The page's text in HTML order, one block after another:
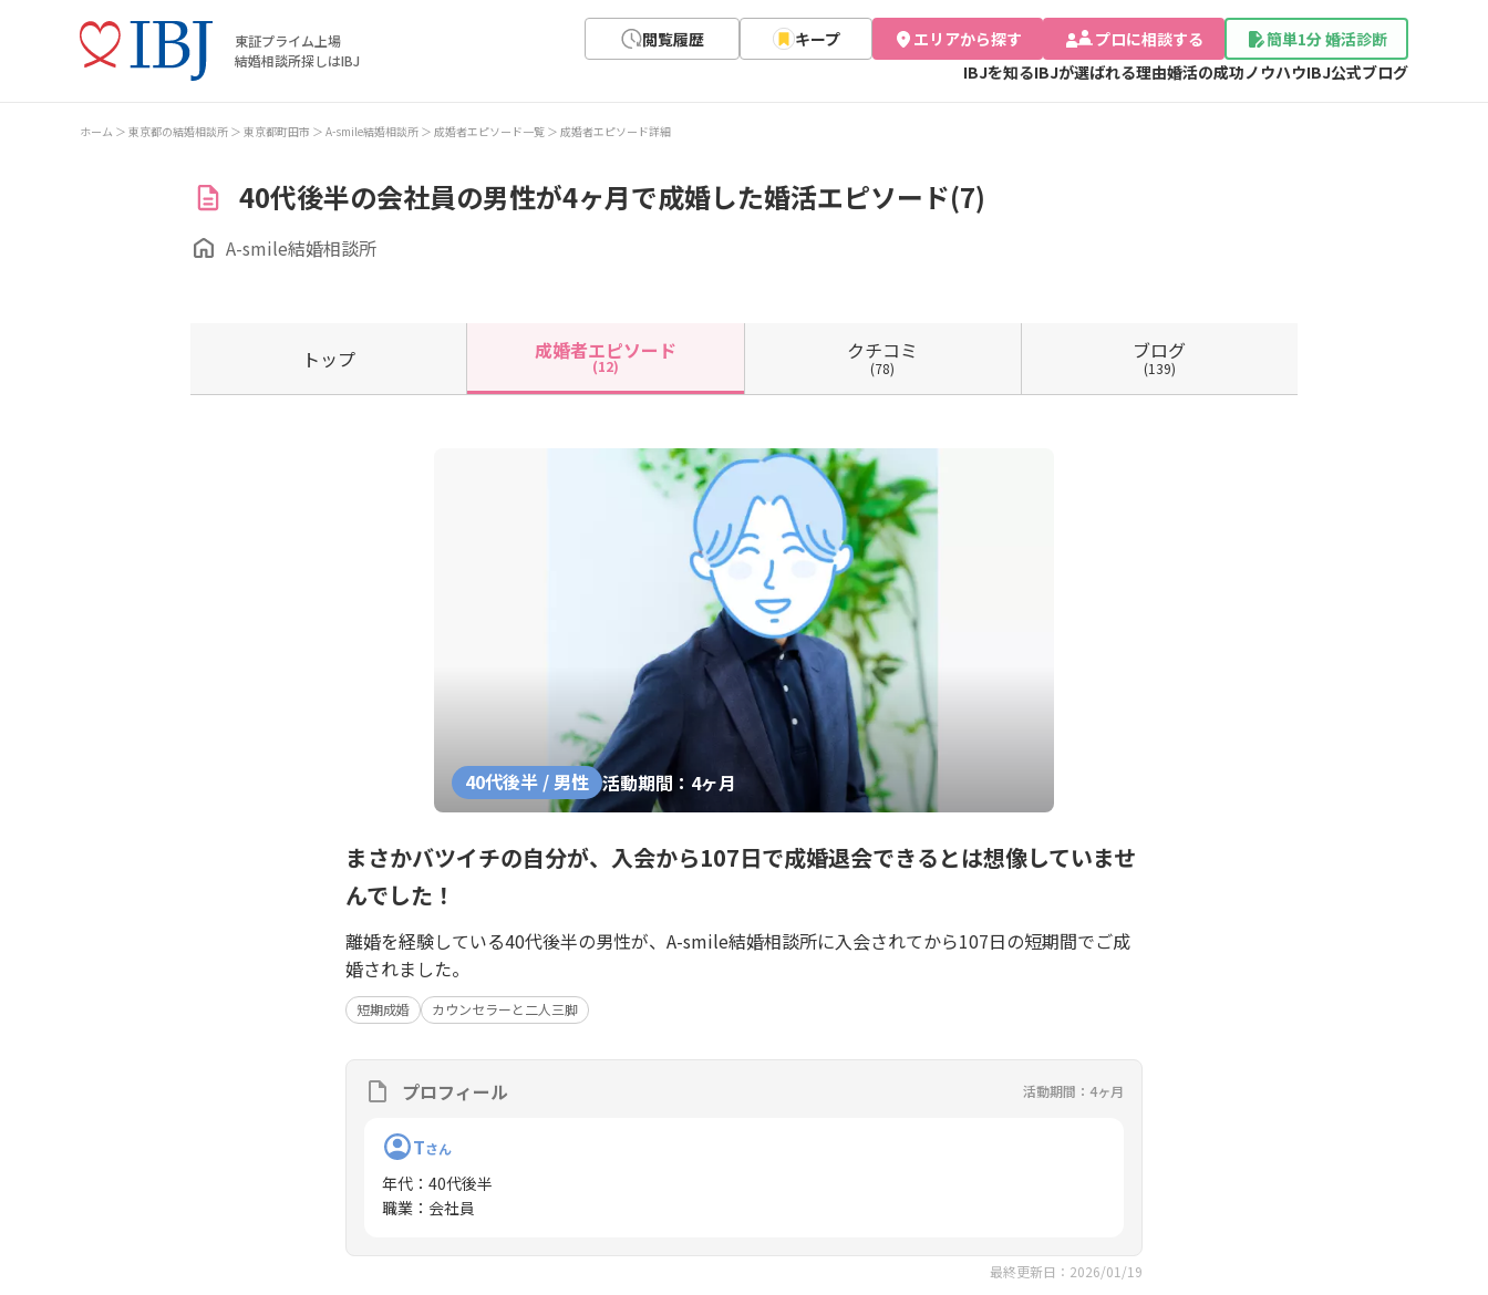
東証プライム上場
結婚相談所探しはIBJ
閲覧履歴 キープ エリアから探す プロに相談する
簡単1分 婚活診断
IBJを知るIBJが選ばれる理由婚活の成功ノウハウIBJ公式ブログ
ホーム 東京都の結婚相談所 東京都町田市 A-smile結婚相談所 成婚者エピソード一覧 成婚者エピソード詳細
40代後半の会社員の男性が4ヶ月で成婚した婚活エピソード(7)
A-smile結婚相談所
トップ 成婚者エピソード
(12)
クチコミ
(78)
ブログ
(139)
40代後半 / 男性 活動期間：4ヶ月
まさかバツイチの自分が、入会から107日で成婚退会できるとは想像していませ
んでした！
離婚を経験している40代後半の男性が、A-smile結婚相談所に入会されてから107日の短期間でご成
婚されました。
短期成婚 カウンセラーと二人三脚
プロフィール 活動期間：4ヶ月
Tさん
年代 ： 40代後半
職業 ： 会社員
最終更新日：2026/01/19